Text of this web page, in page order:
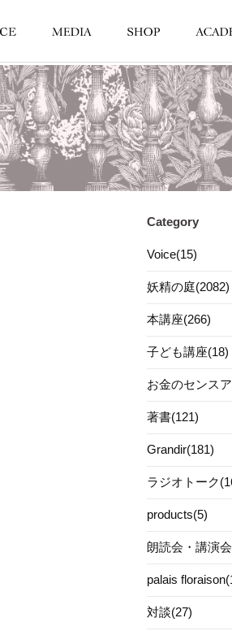
Category
Voice(15)
妖精の庭(2082)
本講座(266)
子ども講座(18)
お金のセンス
著書(121)
Grandir(181)
ラジオトーク
products(5)
朗読会・講演
palais
対談(27)